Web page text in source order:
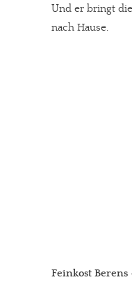
Und er bringt
nach Hause.
Feinkost Berens